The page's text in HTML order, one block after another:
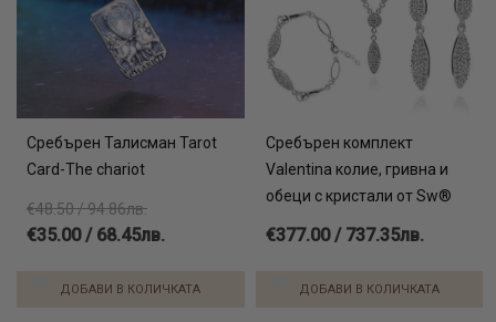
Сребърен Талисман Tarot
Card-The chariot
€48.50 / 94.86лв.
€35.00 / 68.45лв.
ДОБАВИ В КОЛИЧКАТА
Сребърен комплект
Valentina колие, гривна и
обеци с кристали от Sw®
€377.00 / 737.35лв.
ДОБАВИ В КОЛИЧКАТА